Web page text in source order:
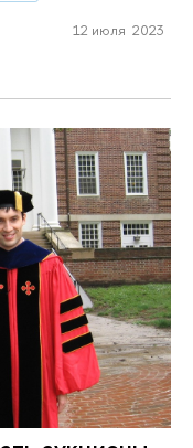
12 июля 2023